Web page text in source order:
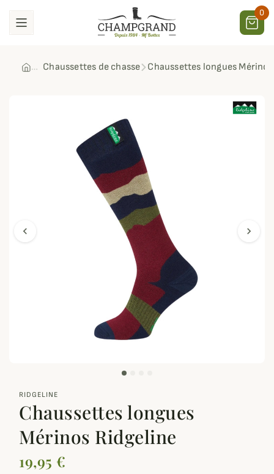
0
Chaussettes de chasse Chaussettes longues
chevron_left chevron_right
RIDGELINE
Chaussettes longues
Mérinos Ridgeline
19,95 €